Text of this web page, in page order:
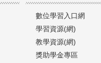
數位學習入口網
學習資源(網)
教學資源(網)
獎助學金專區